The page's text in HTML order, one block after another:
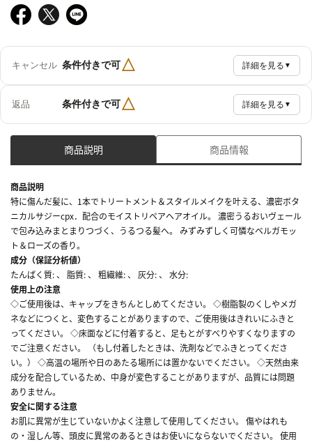
キャンセル 条件付きで可△ 詳細を見る ▼
返品 条件付きで可△ 詳細を見る ▼
商品説明 商品情報
商品説明
特に傷んだ髪に、1本でトリートメント＆スタイルメイクを叶える、濃密ボタ
ニカルサジーcpx．配合のモイストリペアヘアオイル。 濃密うるおいヴェール
で包み込みまとまりつづく、うるつる髪へ。 みずみずしく可憐なベルガモッ
ト＆ローズの香り。
成分（保証分析値）
たんぱく質: 、 脂質: 、 粗繊維: 、 灰分: 、 水分:
使用上の注意
◇ご使用後は、キャップをきちんとしめてください。 ◇樹脂製のくしやメガ
ネなどにつくと、変色することがありますので、ご使用後はきれいにふきと
ってください。 ◇床面などに付着すると、足もとがすべりやすくなりますの
でご注意ください。 （もし付着したときは、洗剤などでふきとってくださ
い。） ◇高温の場所や日のあたる場所には置かないでください。 ◇天然由来
成分を配合しているため、中身が変色することがありますが、品質には問題
ありません。
安全に関する注意
お肌に異常が生じていないかよく注意して使用してください。 傷やはれも
の・湿しん等、頭皮に異常のあるときはお使いにならないでください。 使用